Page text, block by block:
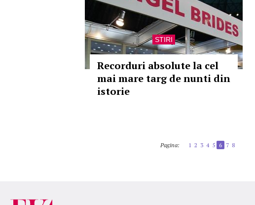
STIRI
Recorduri absolute la cel
mai mare targ de nunti din
istorie
Pagina: 1 2 3 4 5 6 7 8